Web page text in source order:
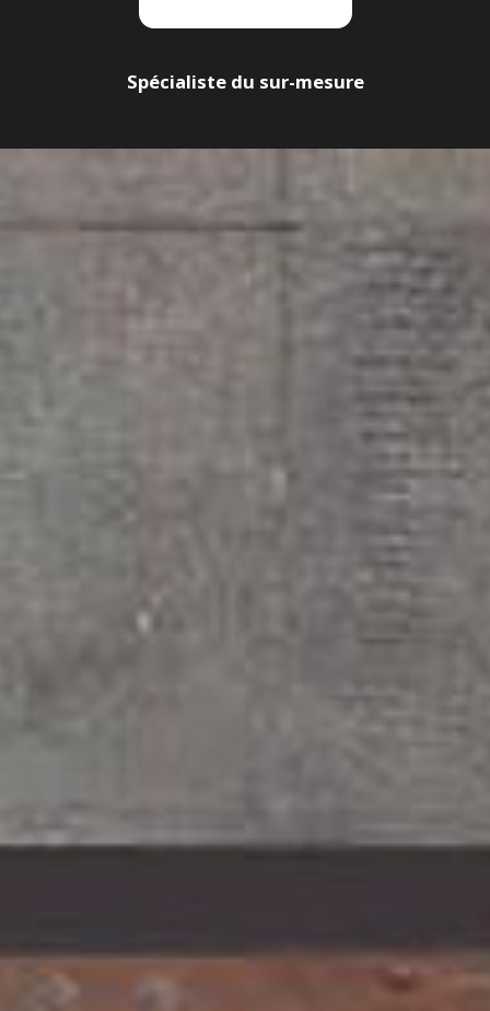
Spécialiste du sur-mesure